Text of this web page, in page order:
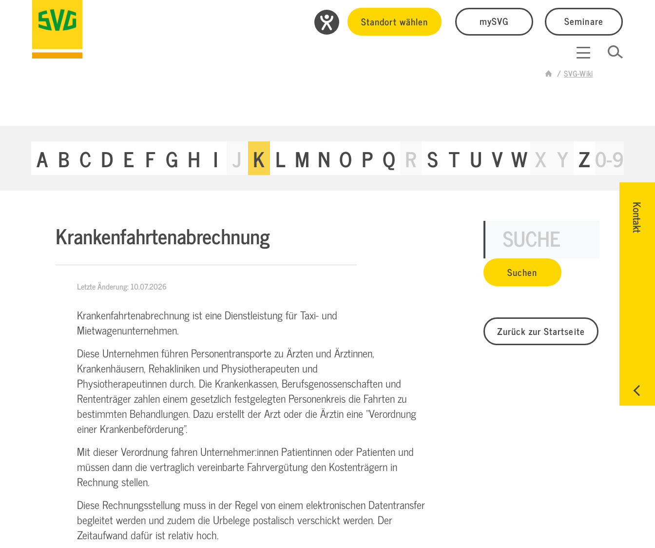
Standort wählen mySVG Seminare
SVG-Wiki
Kontakt
A B C D E F G H I J K L M N O P Q R S T U V W X Y Z0-9
Krankenfahrtenabrechnung
Letzte Änderung: 10.07.2026
Krankenfahrtenabrechnung ist eine Dienstleistung für Taxi- und
Mietwagenunternehmen.
Diese Unternehmen führen Personentransporte zu Ärzten und Ärztinnen,
Krankenhäusern, Rehakliniken und Physiotherapeuten und
Physiotherapeutinnen durch. Die Krankenkassen, Berufsgenossenschaften und
Rententräger zahlen einem gesetzlich festgelegten Personenkreis die Fahrten zu
bestimmten Behandlungen. Dazu erstellt der Arzt oder die Ärztin eine "Verordnung
einer Krankenbeförderung".
Mit dieser Verordnung fahren Unternehmer:innen Patientinnen oder Patienten und
müssen dann die vertraglich vereinbarte Fahrvergütung den Kostenträgern in
Rechnung stellen.
Diese Rechnungsstellung muss in der Regel von einem elektronischen Datentransfer
begleitet werden und zudem die Urbelege postalisch verschickt werden. Der
Zeitaufwand dafür ist relativ hoch.
Zurück zur Startseite